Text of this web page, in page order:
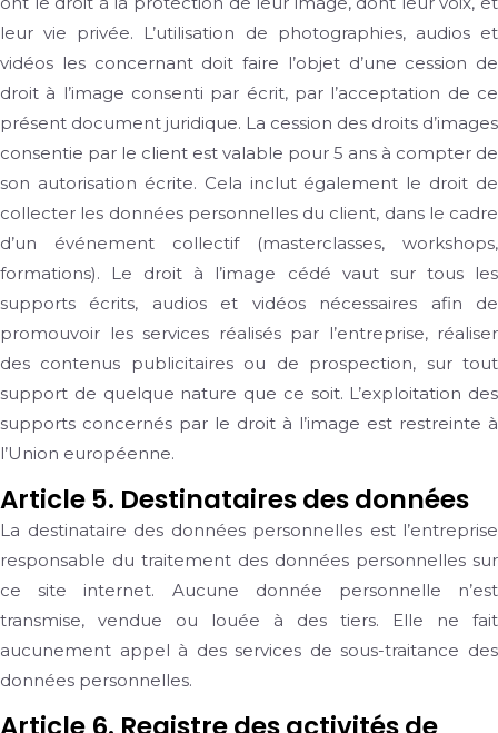
leur vie privée. L’utilisation de photographies, audios et
vidéos les concernant doit faire l’objet d’une cession de
droit à l’image consenti par écrit, par l’acceptation de ce
présent document juridique. La cession des droits d’images
consentie par le client est valable pour 5 ans à compter de
son autorisation écrite. Cela inclut également le droit de
collecter les données personnelles du client, dans le cadre
d’un événement collectif (masterclasses, workshops,
formations). Le droit à l’image cédé vaut sur tous les
supports écrits, audios et vidéos nécessaires afin de
promouvoir les services réalisés par l’entreprise, réaliser
des contenus publicitaires ou de prospection, sur tout
support de quelque nature que ce soit. L’exploitation des
supports concernés par le droit à l’image est restreinte à
l’Union européenne.
Article 5. Destinataires des données
La destinataire des données personnelles est l’entreprise
responsable du traitement des données personnelles sur
ce site internet. Aucune donnée personnelle n’est
transmise, vendue ou louée à des tiers. Elle ne fait
aucunement appel à des services de sous-traitance des
données personnelles.
Article 6. Registre des activités de